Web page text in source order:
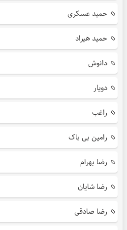
حمید عسکری
حمید هیراد
دانوش
دویار
راغب
رامین بی باک
رضا بهرام
رضا شایان
رضا صادقی